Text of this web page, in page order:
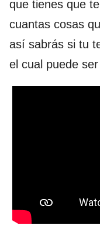
que tienes que
cuantas cosas
así sabrás si tu
el cual puede